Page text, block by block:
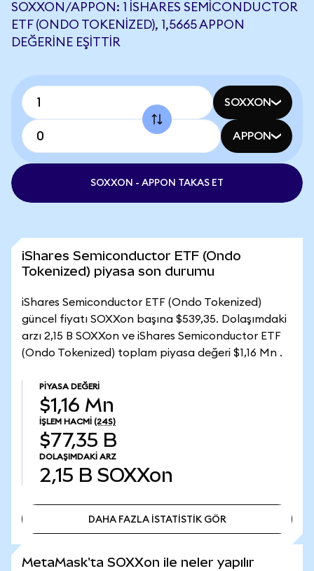
SOXXON/APPON: 1 ISHARES SEMICONDUCTOR
ETF (ONDO TOKENIZED), 1,5665 APPON
DEĞERINE EŞITTIR
SOXXON
APPON
SOXXON - APPON TAKAS ET
iShares Semiconductor ETF (Ondo
Tokenized) piyasa son durumu
iShares Semiconductor ETF (Ondo Tokenized)
güncel fiyatı SOXXon başına $539,35. Dolaşımdaki
arzı 2,15 B SOXXon ve iShares Semiconductor ETF
(Ondo Tokenized) toplam piyasa değeri $1,16 Mn .
PIYASA DEĞERI
$1,16 Mn
İŞLEM HACMI (24S)
$77,35 B
DOLAŞIMDAKI ARZ
2,15 B SOXXon
DAHA FAZLA İSTATİSTİK GÖR
MetaMask'ta SOXXon ile neler yapılır